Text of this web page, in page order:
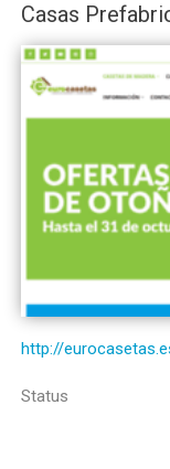
Casas
http://
Status